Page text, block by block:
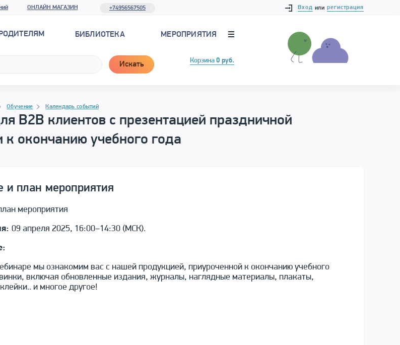
ОНЛАЙН МАГАЗИН +74956567505 Вход или регистрация
РОДИТЕЛЯМ БИБЛИОТЕКА МЕРОПРИЯТИЯ
Искать Корзина 0 руб.
Обучение Календарь событий
B2B клиентов с презентацией праздничной
к окончанию учебного года
и план мероприятия
мероприятия
09 апреля 2025, 16:00–14:30 (МСК).
мы ознакомим вас с нашей продукцией, приуроченной к окончанию учебного
включая обновленные издания, журналы, наглядные материалы, плакаты,
и многое другое!